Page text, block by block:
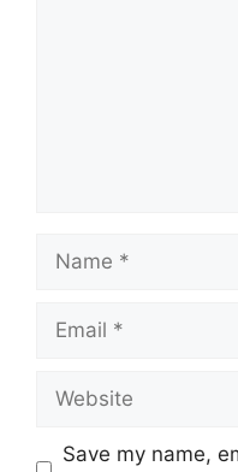
Save my name,